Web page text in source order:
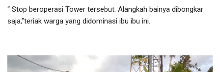
“ Stop beroperasi Tower tersebut. Alangkah bainya dibongkar
saja,”teriak warga yang didominasi ibu ibu ini.